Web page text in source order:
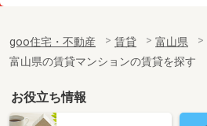
専有面積
22.35m²
間取り
1K
富山県滑川市上小泉
goo住宅・不動産 賃貸
富山県
富山県の賃貸マンションの賃貸を探す
お役立ち情報